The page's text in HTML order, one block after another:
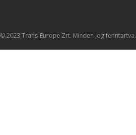
2023 Trans-Europe Zrt. Minden jog fenntartva.